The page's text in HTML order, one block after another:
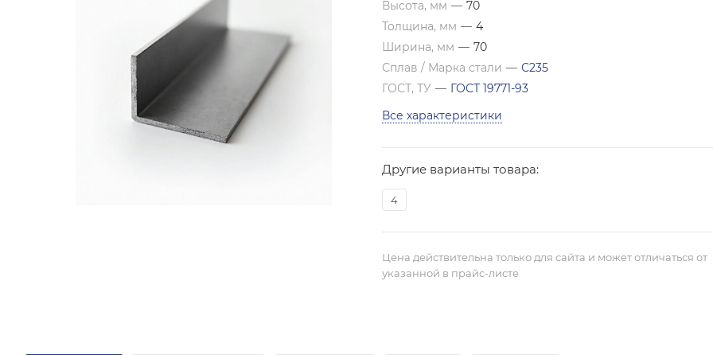
Высота, мм — 70
Толщина, мм — 4
Ширина, мм — 70
Сплав / Марка стали — С235
ГОСТ, ТУ — ГОСТ 19771-93
Все характеристики
Другие варианты товара:
4
Цена действительна только для сайта и может отличаться от
указанной в прайс-листе